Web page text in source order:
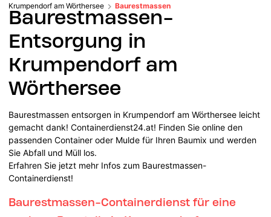
Krumpendorf am Wörthersee
Baurestmassen
Baurestmassen-
Entsorgung in
Krumpendorf am
Wörthersee
Baurestmassen entsorgen in Krumpendorf am Wörthersee leicht
gemacht dank! Containerdienst24.at! Finden Sie online den
passenden Container oder Mulde für Ihren Baumix und werden
Sie Abfall und Müll los.
Erfahren Sie jetzt mehr Infos zum Baurestmassen-
Containerdienst!
Baurestmassen-Containerdienst für eine